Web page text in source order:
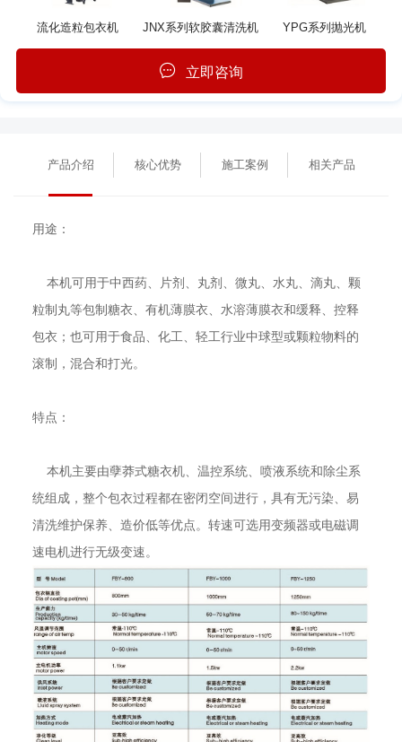
流化造粒包衣机 JNX系列软胶囊清洗机 YPG系列抛光机
立即咨询
产品介绍 核心优势 施工案例 相关产品
用途：
本机可用于中西药、片剂、丸剂、微丸、水丸、滴丸、颗
粒制丸等包制糖衣、有机薄膜衣、水溶薄膜衣和缓释、控释
包衣；也可用于食品、化工、轻工行业中球型或颗粒物料的
滚制，混合和打光。
特点：
本机主要由孽莽式糖衣机、温控系统、喷液系统和除尘系
统组成，整个包衣过程都在密闭空间进行，具有无污染、易
清洗维护保养、造价低等优点。转速可选用变频器或电磁调
速电机进行无级变速。